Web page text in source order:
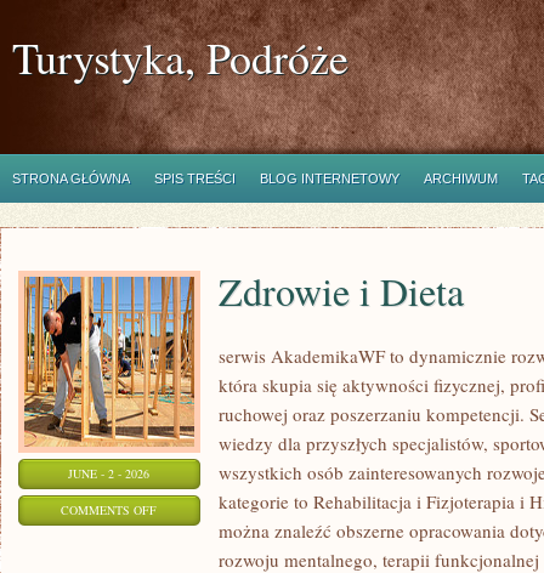
Turystyka, Podróże
STRONA GŁÓWNA SPIS TREŚCI BLOG INTERNETOWY ARCHIWUM
JUNE - 2 - 2026
COMMENTS OFFON
Zdrowie i Dieta
serwis AkademikaWF to dynamicznie
która skupia się aktywności fizycznej,
ruchowej oraz poszerzaniu kompetencji.
wiedzy dla przyszłych specjalistów,
wszystkich osób zainteresowanych
kategorie to Rehabilitacja i Fizjoterapia i
można znaleźć obszerne opracowania
rozwoju mentalnego, terapii